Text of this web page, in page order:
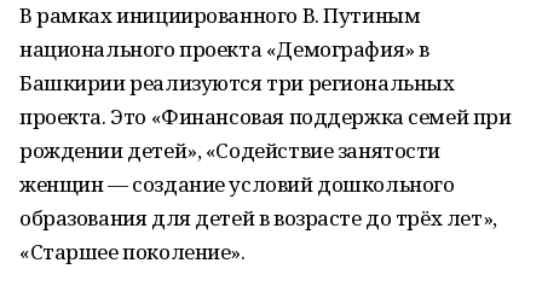
В рамках инициированного В. Путиным
национального проекта «Демография» в
Башкирии реализуются три региональных
проекта. Это «Финансовая поддержка семей при
рождении детей», «Содействие занятости
женщин — создание условий дошкольного
образования для детей в возрасте до трёх лет»,
«Старшее поколение».